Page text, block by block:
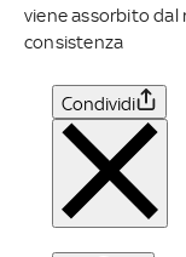
viene assorbito dal
consistenza
Condividi